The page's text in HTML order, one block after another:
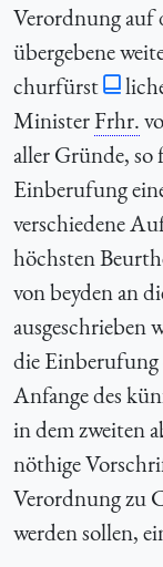
Verordnung auf
übergebene
churfürst
MinisterFrhr.
aller Gründe, so
Einberufung
verschiedene
höchsten
von beyden an
ausgeschrieben
die Einberufung
Anfange des
in dem zweiten
nöthige
Verordnung zu
werden sollen,